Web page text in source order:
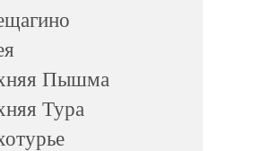
Пышма
Тура